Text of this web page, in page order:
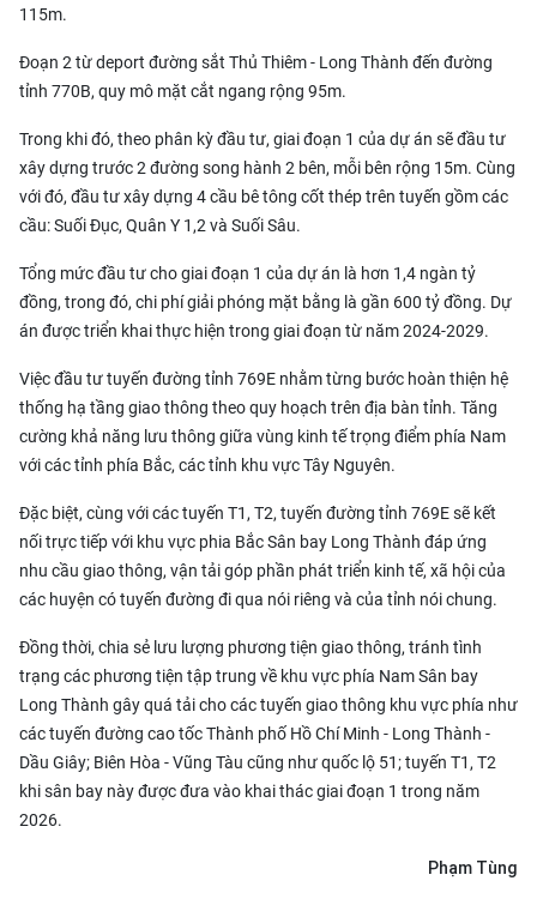
115m.
Đoạn 2 từ deport đường sắt Thủ Thiêm - Long Thành đến đường
tỉnh 770B, quy mô mặt cắt ngang rộng 95m.
Trong khi đó, theo phân kỳ đầu tư, giai đoạn 1 của dự án sẽ đầu tư
xây dựng trước 2 đường song hành 2 bên, mỗi bên rộng 15m. Cùng
với đó, đầu tư xây dựng 4 cầu bê tông cốt thép trên tuyến gồm các
cầu: Suối Đục, Quân Y 1,2 và Suối Sâu.
Tổng mức đầu tư cho giai đoạn 1 của dự án là hơn 1,4 ngàn tỷ
đồng, trong đó, chi phí giải phóng mặt bằng là gần 600 tỷ đồng. Dự
án được triển khai thực hiện trong giai đoạn từ năm 2024-2029.
Việc đầu tư tuyến đường tỉnh 769E nhằm từng bước hoàn thiện hệ
thống hạ tầng giao thông theo quy hoạch trên địa bàn tỉnh. Tăng
cường khả năng lưu thông giữa vùng kinh tế trọng điểm phía Nam
với các tỉnh phía Bắc, các tỉnh khu vực Tây Nguyên.
Đặc biệt, cùng với các tuyến T1, T2, tuyến đường tỉnh 769E sẽ kết
nối trực tiếp với khu vực phia Bắc Sân bay Long Thành đáp ứng
nhu cầu giao thông, vận tải góp phần phát triển kinh tế, xã hội của
các huyện có tuyến đường đi qua nói riêng và của tỉnh nói chung.
Đồng thời, chia sẻ lưu lượng phương tiện giao thông, tránh tình
trạng các phương tiện tập trung về khu vực phía Nam Sân bay
Long Thành gây quá tải cho các tuyến giao thông khu vực phía như
các tuyến đường cao tốc Thành phố Hồ Chí Minh - Long Thành -
Dầu Giây; Biên Hòa - Vũng Tàu cũng như quốc lộ 51; tuyến T1, T2
khi sân bay này được đưa vào khai thác giai đoạn 1 trong năm
2026.
Phạm Tùng